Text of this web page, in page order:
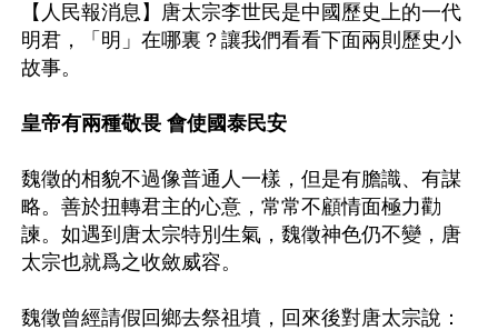
【人民報消息】唐太宗李世民是中國歷史上的一代
明君，「明」在哪裏？讓我們看看下面兩則歷史小
故事。
皇帝有兩種敬畏 會使國泰民安
魏徵的相貌不過像普通人一樣，但是有膽識、有謀
略。善於扭轉君主的心意，常常不顧情面極力勸
諫。如遇到唐太宗特別生氣，魏徵神色仍不變，唐
太宗也就爲之收斂威容。
魏徵曾經請假回鄉去祭祖墳，回來後對唐太宗說：